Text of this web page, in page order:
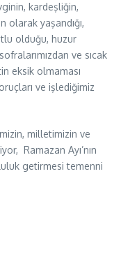
kardeşliğin,
olarak yaşandığı,
olduğu, huzur
ve sıcak
eksik olmaması
ve işlediğimiz
milletimizin ve
Ramazan Ayı’nın
getirmesi temenni